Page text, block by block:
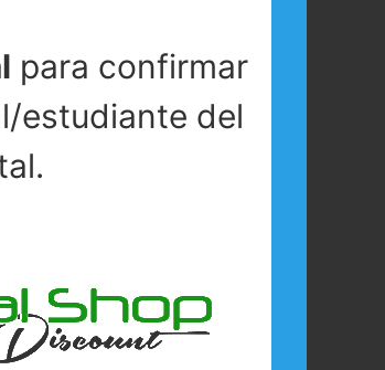
para confirmar
estudiante del